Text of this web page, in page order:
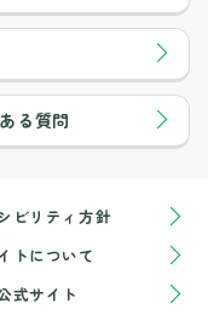
る質問
ビリティ方針
トについて
式サイト